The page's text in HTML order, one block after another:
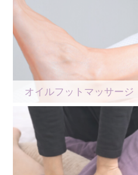
オイルフットマッサージ